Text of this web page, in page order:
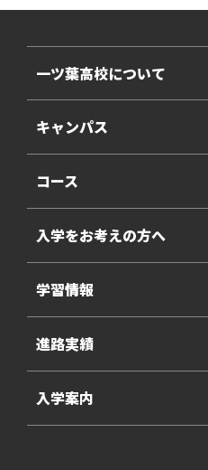
一ツ葉高校について
キャンパス
コース
入学をお考えの方へ
学習情報
進路実績
入学案内